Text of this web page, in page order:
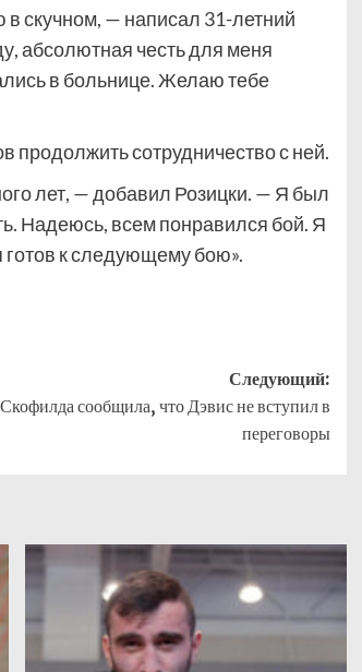
скучном, — написал 31-летний
абсолютная честь для меня
в больнице. Желаю тебе
продолжить сотрудничество с ней.
лет, — добавил Розицки. — Я был
Надеюсь, всем понравился бой. Я
готов к следующему бою».
Следующий:
сообщила, что Дэвис не вступил в
переговоры